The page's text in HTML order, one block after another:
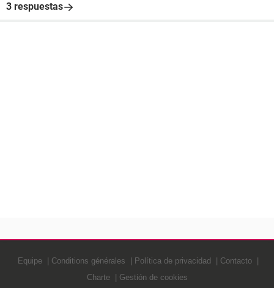
3 respuestas
Equipe Conditions générales Política de privacidad
Contacto
Charte
Gestión de cookies